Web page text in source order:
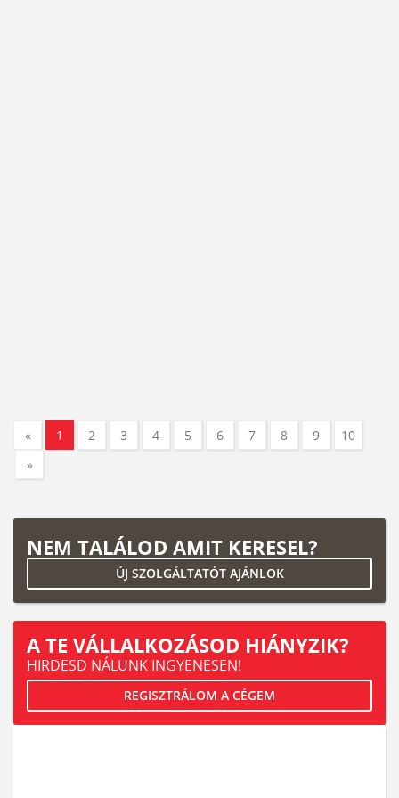
« 1 2 3 4 5 6 7 8 9
10
»
NEM TALÁLOD AMIT KERESEL?
ÚJ SZOLGÁLTATÓT AJÁNLOK
A TE VÁLLALKOZÁSOD HIÁNYZIK?
HIRDESD NÁLUNK INGYENESEN!
REGISZTRÁLOM A CÉGEM